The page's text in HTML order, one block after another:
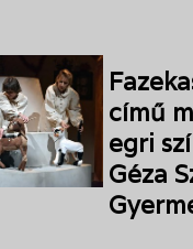
című
egri
Géza